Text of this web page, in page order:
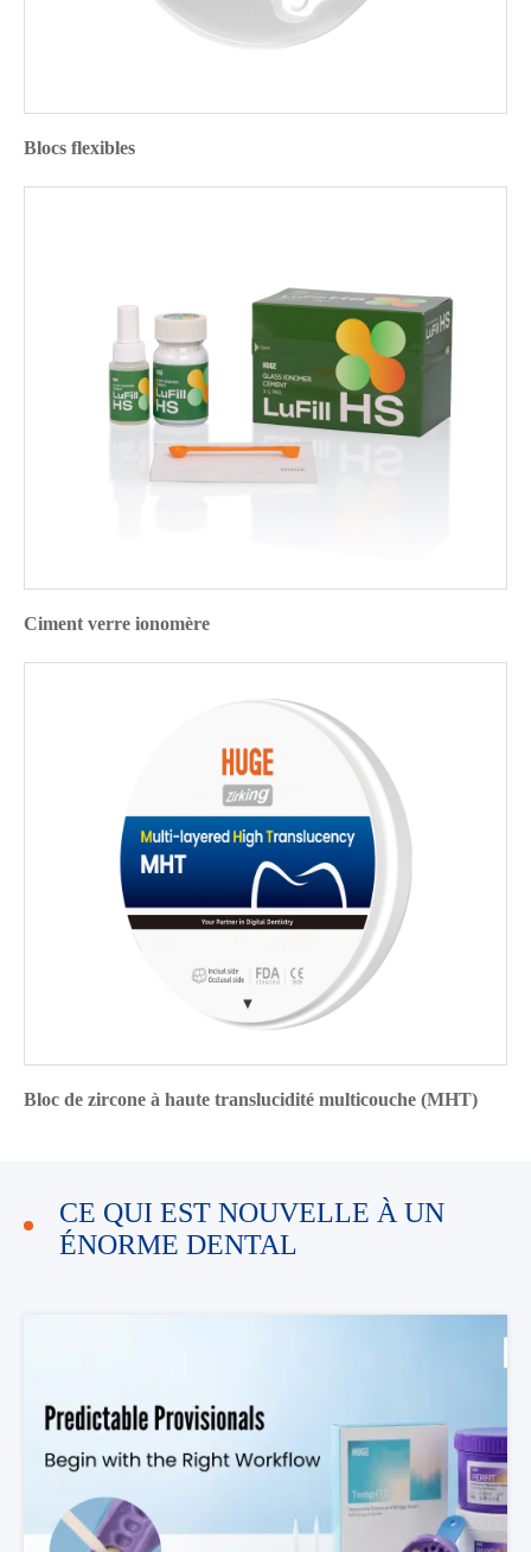
Blocs flexibles
Ciment verre ionomère
Bloc de zircone à haute translucidité multicouche (MHT)
CE QUI EST NOUVELLE À UN
ÉNORME DENTAL